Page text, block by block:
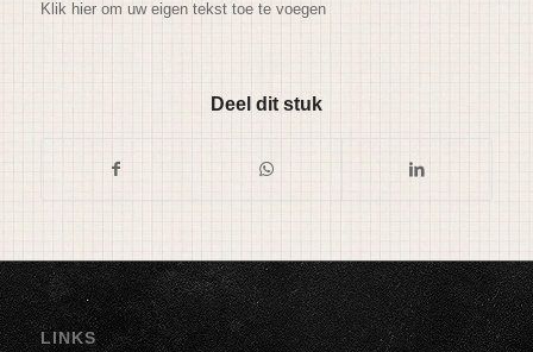
Klik hier om uw eigen tekst toe te voegen
Deel dit stuk
LINKS